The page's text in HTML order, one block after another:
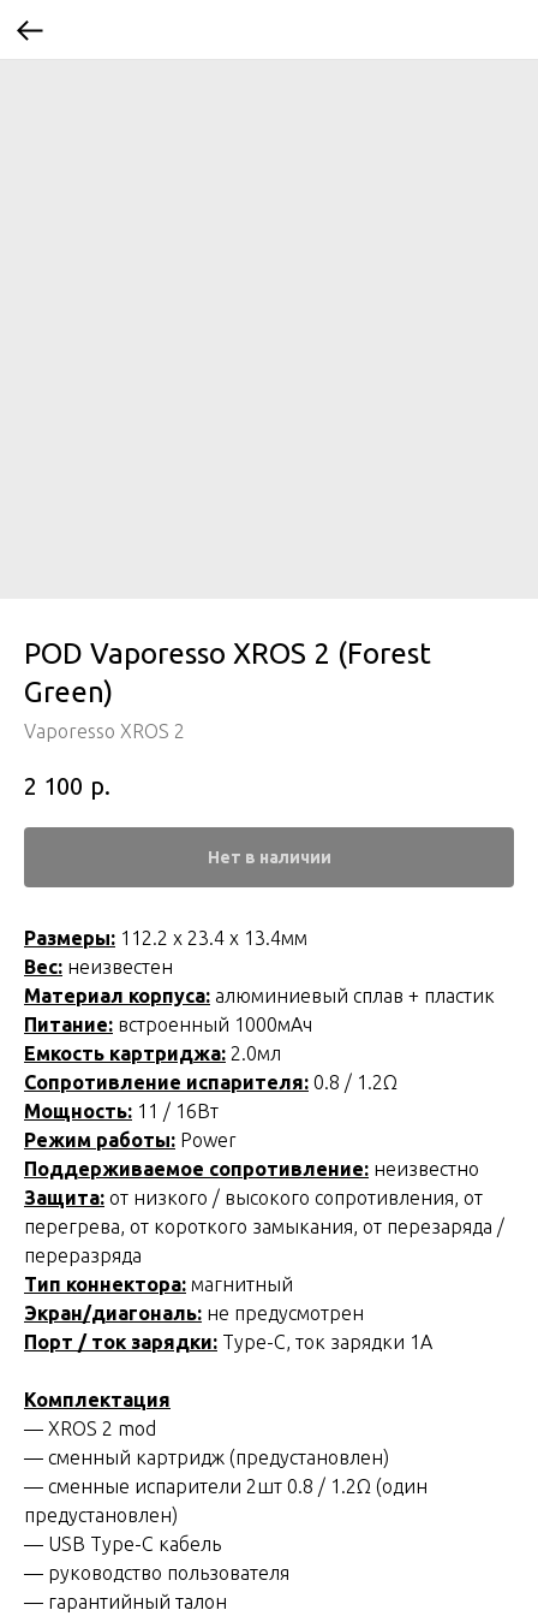
POD Vaporesso XROS 2 (Forest
Green)
Vaporesso XROS 2
2 100 р.
Нет в наличии
Размеры: 112.2 х 23.4 х 13.4мм
Вес: неизвестен
Материал корпуса: алюминиевый сплав + пластик
Питание: встроенный 1000мАч
Емкость картриджа: 2.0мл
Сопротивление испарителя: 0.8 / 1.2Ω
Мощность: 11 / 16Вт
Режим работы: Power
Поддерживаемое сопротивление: неизвестно
Защита: от низкого / высокого сопротивления, от
перегрева, от короткого замыкания, от перезаряда /
переразряда
Тип коннектора: магнитный
Экран/диагональ: не предусмотрен
Порт / ток зарядки: Type-C, ток зарядки 1А
Комплектация
— XROS 2 mod
— сменный картридж (предустановлен)
— сменные испарители 2шт 0.8 / 1.2Ω (один
предустановлен)
— USB Type-C кабель
— руководство пользователя
— гарантийный талон